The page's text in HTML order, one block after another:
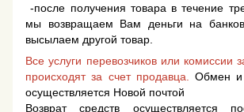
-после получения товара в течение
мы возвращаем Вам деньги на
высылаем другой товар.
Все услуги перевозчиков или комиссии
происходят за счет продавца.Обмен и
осуществляется Новой почтой
Возврат средств осуществляется